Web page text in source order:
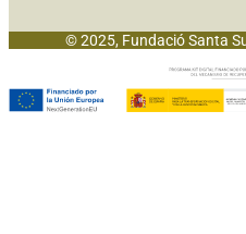
© 2025, Fundació Santa